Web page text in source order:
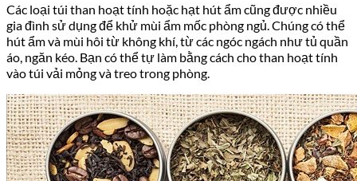
Các loại túi than hoạt tính hoặc hạt hút ẩm cũng được nhiều
gia đình sử dụng để khử mùi ẩm mốc phòng ngủ. Chúng có thể
hút ẩm và mùi hôi từ không khí, từ các ngóc ngách như tủ quần
áo, ngăn kéo. Bạn có thể tự làm bằng cách cho than hoạt tính
vào túi vải mỏng và treo trong phòng.